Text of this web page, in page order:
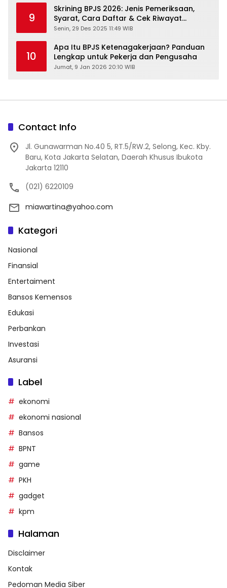
9
Skrining BPJS 2026: Jenis Pemeriksaan,
Syarat, Cara Daftar & Cek Riwayat
Kesehatan Gratis
Senin, 29 Des 2025 11:49 WIB
10
Apa Itu BPJS Ketenagakerjaan? Panduan
Lengkap untuk Pekerja dan Pengusaha
Jumat, 9 Jan 2026 20:10 WIB
Contact Info
Jl. Gunawarman No.40 5, RT.5/RW.2, Selong, Kec. Kby.
Baru, Kota Jakarta Selatan, Daerah Khusus Ibukota
Jakarta 12110
(021) 6220109
miawartina@yahoo.com
Kategori
Nasional
Finansial
Entertaiment
Bansos Kemensos
Edukasi
Perbankan
Investasi
Asuransi
Label
ekonomi
ekonomi nasional
Bansos
BPNT
game
PKH
gadget
kpm
Halaman
Disclaimer
Kontak
Pedoman Media Siber